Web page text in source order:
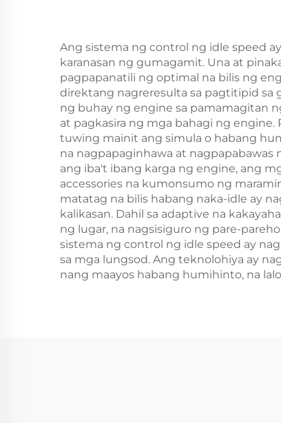
Ang sistema ng control ng idle speed
karanasan ng gumagamit. Una at
pagpapanatili ng optimal na bilis ng
direktang nagreresulta sa pagtitipid sa
ng buhay ng engine sa pamamagitan
at pagkasira ng mga bahagi ng engine.
tuwing mainit ang simula o habang
na nagpapaginhawa at nagpapabawas
ang iba't ibang karga ng engine, ang
accessories na kumonsumo ng
matatag na bilis habang naka-idle ay
kalikasan. Dahil sa adaptive na
ng lugar, na nagsisiguro ng pare-
sistema ng control ng idle speed ay
sa mga lungsod. Ang teknolohiya ay
nang maayos habang humihinto, na